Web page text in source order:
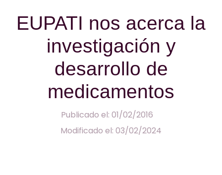
EUPATI nos acerca la
investigación y
desarrollo de
medicamentos
Publicado el: 01/02/2016
Modificado el: 03/02/2024